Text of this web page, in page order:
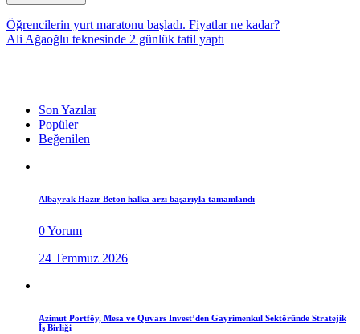
Öğrencilerin yurt maratonu başladı. Fiyatlar ne kadar?
Ali Ağaoğlu teknesinde 2 günlük tatil yaptı
Son Yazılar
Popüler
Beğenilen
Albayrak Hazır Beton halka arzı başarıyla tamamlandı
0 Yorum
24 Temmuz 2026
Azimut Portföy, Mesa ve Quvars Invest’den Gayrimenkul Sektöründe Stratejik
İş Birliği